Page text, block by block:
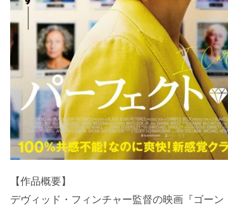
【作品概要】
デヴィッド・フィンチャー監督の映画『ゴー